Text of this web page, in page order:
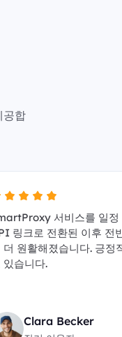
공합
서비스를 일정
링크로 전환된 이후 전
더 원활해졌습니다. 긍정
있습니다.
Clara Becker